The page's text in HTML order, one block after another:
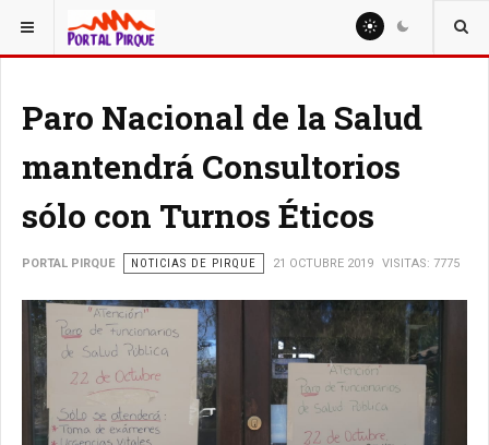
ESTÁ AQUÍ: NOTICIAS
Paro Nacional de la Salud
mantendrá Consultorios
sólo con Turnos Éticos
PORTAL PIRQUE NOTICIAS DE PIRQUE 21 OCTUBRE 2019 VISITAS: 7775